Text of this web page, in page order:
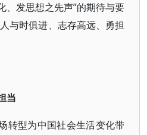
、发思想之先声”的期待与要
与时俱进、志存高远、勇担
当
转型为中国社会生活变化带